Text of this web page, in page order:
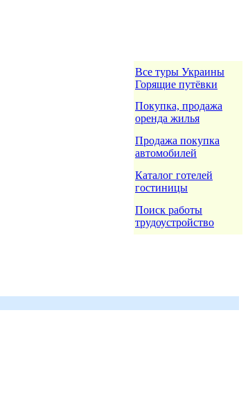
Все туры Украины
Горящие путёвки
Покупка, продажа
оренда жилья
Продажа покупка
автомобилей
Каталог готелей
гостиницы
Поиск работы
трудоустройство